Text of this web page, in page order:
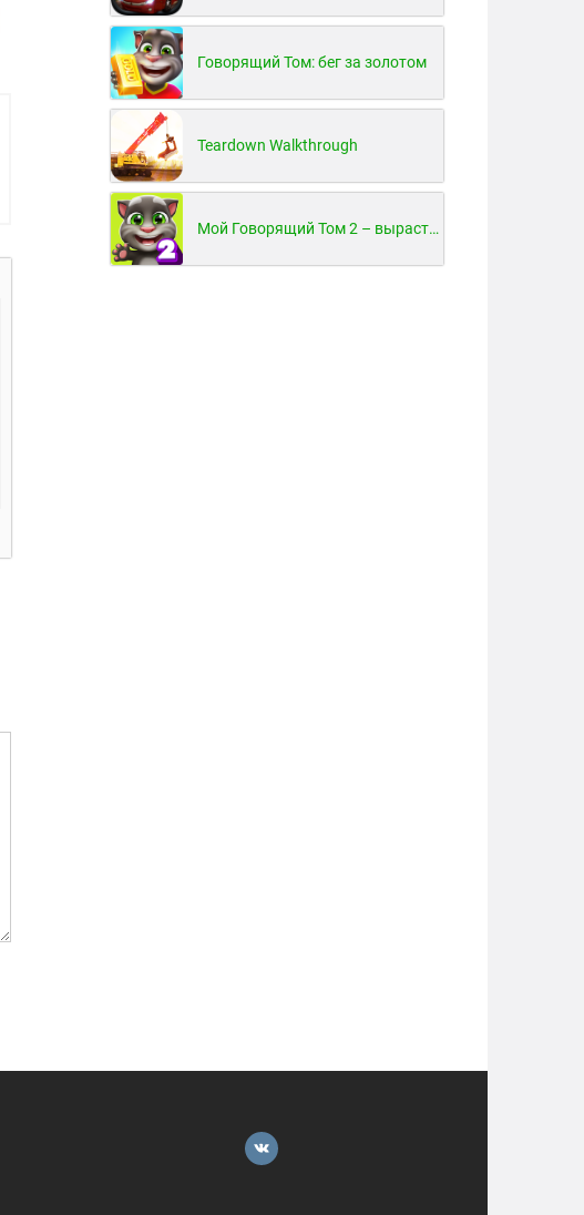
Говорящий Том: бег за золотом
Teardown Walkthrough
Мой Говорящий Том 2 – вырасти и воспитай своего котенка